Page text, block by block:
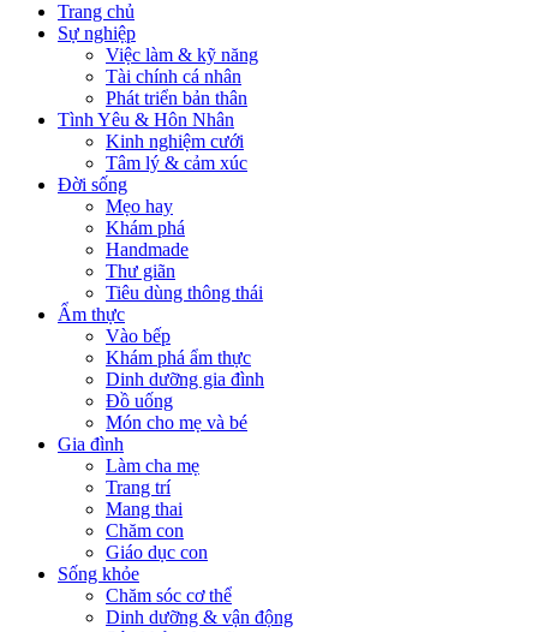
Trang chủ
Sự nghiệp
Việc làm & kỹ năng
Tài chính cá nhân
Phát triển bản thân
Tình Yêu & Hôn Nhân
Kinh nghiệm cưới
Tâm lý & cảm xúc
Đời sống
Mẹo hay
Khám phá
Handmade
Thư giãn
Tiêu dùng thông thái
Ẩm thực
Vào bếp
Khám phá ẩm thực
Dinh dưỡng gia đình
Đồ uống
Món cho mẹ và bé
Gia đình
Làm cha mẹ
Trang trí
Mang thai
Chăm con
Giáo dục con
Sống khỏe
Chăm sóc cơ thể
Dinh dưỡng & vận động